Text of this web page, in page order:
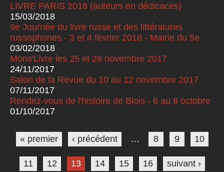
LIVRE PARIS 2018 (auteurs en dédicaces)
15/03/2018
9e Journée du livre russe et des littératures
russophones - 3 et 4 février 2018 - Mairie du 5e
03/02/2018
Mons'Livre les 25 et 26 novembre 2017
24/11/2017
Salon de la Revue du 10 au 12 novembre 2017
07/11/2017
Rendez-vous de l'histoire de Blois - 6 au 8 octobre
01/10/2017
Pages
« premier ‹ précédent … 8 9 10
11 12 13 14 15 16 suivant ›